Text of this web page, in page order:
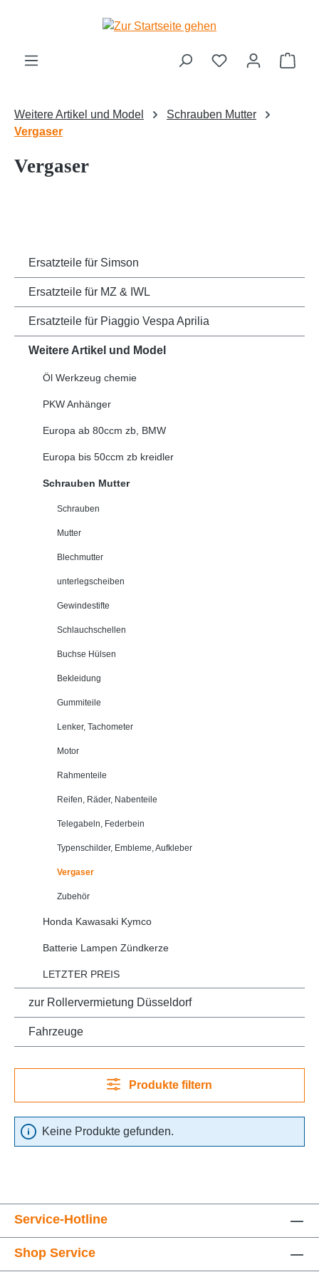
Zum Hauptinhalt springen
Weitere Artikel und Model
Schrauben Mutter
Vergaser
Vergaser
Ersatzteile für Simson
Ersatzteile für MZ & IWL
Ersatzteile für Piaggio Vespa Aprilia
Weitere Artikel und Model
Öl Werkzeug chemie
PKW Anhänger
Europa ab 80ccm zb, BMW
Europa bis 50ccm zb kreidler
Schrauben Mutter
Schrauben
Mutter
Blechmutter
unterlegscheiben
Gewindestifte
Schlauchschellen
Buchse Hülsen
Bekleidung
Gummiteile
Lenker, Tachometer
Motor
Rahmenteile
Reifen, Räder, Nabenteile
Telegabeln, Federbein
Typenschilder, Embleme, Aufkleber
Vergaser
Zubehör
Honda Kawasaki Kymco
Batterie Lampen Zündkerze
LETZTER PREIS
zur Rollervermietung Düsseldorf
Fahrzeuge
Produkte filtern
Keine Produkte gefunden.
Service-Hotline
Shop Service